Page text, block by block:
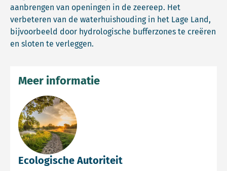
aanbrengen van openingen in de zeereep. Het
verbeteren van de waterhuishouding in het Lage Land,
bijvoorbeeld door hydrologische bufferzones te creëren
en sloten te verleggen.
Ecologische Autoriteit
Meer informatie